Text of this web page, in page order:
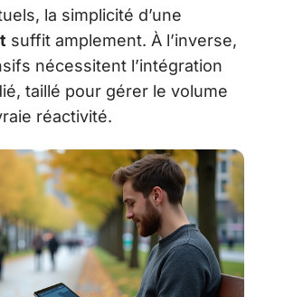
la simplicité d’une
suffit amplement. À l’inverse,
nécessitent l’intégration
taillé pour gérer le volume
réactivité.